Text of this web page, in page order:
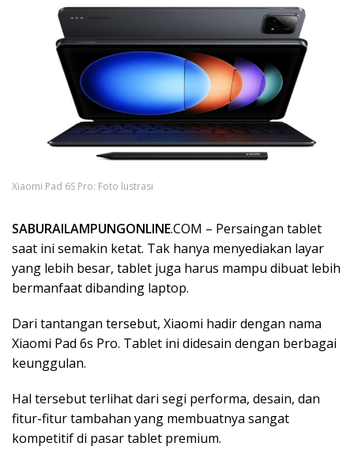
Xiaomi Pad 6S Pro: Foto lustrasi
SABURAILAMPUNGONLINE.COM – Persaingan tablet
saat ini semakin ketat. Tak hanya menyediakan layar
yang lebih besar, tablet juga harus mampu dibuat lebih
bermanfaat dibanding laptop.
Dari tantangan tersebut, Xiaomi hadir dengan nama
Xiaomi Pad 6s Pro. Tablet ini didesain dengan berbagai
keunggulan.
Hal tersebut terlihat dari segi performa, desain, dan
fitur-fitur tambahan yang membuatnya sangat
kompetitif di pasar tablet premium.